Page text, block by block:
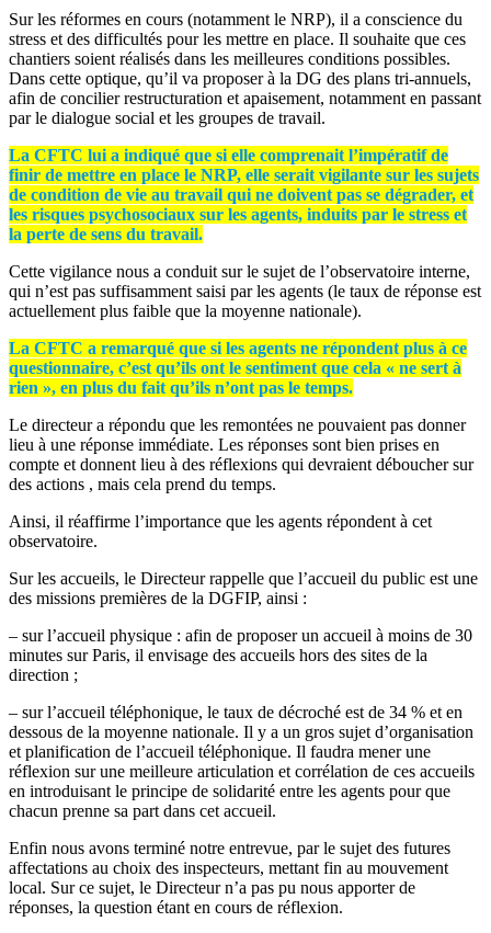
Sur les réformes en cours (notamment le NRP), il a conscience du
stress et des difficultés pour les mettre en place. Il souhaite que ces
chantiers soient réalisés dans les meilleures conditions possibles.
Dans cette optique, qu’il va proposer à la DG des plans tri-annuels,
afin de concilier restructuration et apaisement, notamment en passant
par le dialogue social et les groupes de travail.
La CFTC lui a indiqué que si elle comprenait l’impératif de
finir de mettre en place le NRP, elle serait vigilante sur les sujets
de condition de vie au travail qui ne doivent pas se dégrader, et
les risques psychosociaux sur les agents, induits par le stress et
la perte de sens du travail.
Cette vigilance nous a conduit sur le sujet de l’observatoire interne,
qui n’est pas suffisamment saisi par les agents (le taux de réponse est
actuellement plus faible que la moyenne nationale).
La CFTC a remarqué que si les agents ne répondent plus à ce
questionnaire, c’est qu’ils ont le sentiment que cela « ne sert à
rien », en plus du fait qu’ils n’ont pas le temps.
Le directeur a répondu que les remontées ne pouvaient pas donner
lieu à une réponse immédiate. Les réponses sont bien prises en
compte et donnent lieu à des réflexions qui devraient déboucher sur
des actions , mais cela prend du temps.
Ainsi, il réaffirme l’importance que les agents répondent à cet
observatoire.
Sur les accueils, le Directeur rappelle que l’accueil du public est une
des missions premières de la DGFIP, ainsi :
– sur l’accueil physique : afin de proposer un accueil à moins de 30
minutes sur Paris, il envisage des accueils hors des sites de la
direction ;
– sur l’accueil téléphonique, le taux de décroché est de 34 % et en
dessous de la moyenne nationale. Il y a un gros sujet d’organisation
et planification de l’accueil téléphonique. Il faudra mener une
réflexion sur une meilleure articulation et corrélation de ces accueils
en introduisant le principe de solidarité entre les agents pour que
chacun prenne sa part dans cet accueil.
Enfin nous avons terminé notre entrevue, par le sujet des futures
affectations au choix des inspecteurs, mettant fin au mouvement
local. Sur ce sujet, le Directeur n’a pas pu nous apporter de
réponses, la question étant en cours de réflexion.